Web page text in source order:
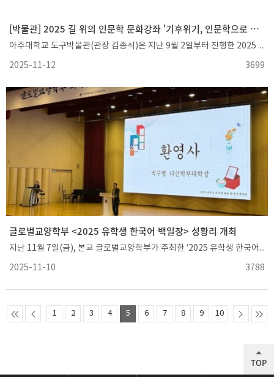
[박물관] 2025 길 위의 인문학 문화강좌 '기후위기, 인문학으로 구하는 수원' 성료
아주대학교 도구박물관(관장 김종식)은 지난 9월 2일부터 진행한 2025 길 위의 인문학 문화강좌 '기후위기, 인문학으로 구하는 수원'을 11월 11일 성공적으로 마무리했다고 전했다. 해당 프로그램은 문화체육관광부 및 한국문화예술위원회의 <2025년도 길 위의 인문학> 사업 지원으로 인문학적 관점에서 환경을 조명하는 참여형 프로그램이다. 이번 '기후위기, 인문학으로 구하는 수원'은 아주대학교 구성원과 수원 지역민들을 대상으로 기후위기에 대한 환경 문제를 생각하고, 문화 역량을 강화하고 삶의 질을 향상시키기 위한 목적으로 프로그램을 진행했다. 본 프로그램은 매주 화요일 오후 2시-4시까지 운영했다. 문화강좌는 1기 ▲자연스러운 옛 도구들 ▲지속가능한 소목장의 도구들 ▲예술가의 도구들 ▲기억의 도구들 ▲체험 : 미래의 도구들 순서로 구성됐다. 10월 14일부터 시작한 2기는 ▲2050년 수원팔경 ▲사라지는 소리풍경 ▲탐방 : 토종씨앗을 찾아서 ▲콩의 실종 ▲연결하는 수원 순서로 진행되었다. 참여자들은 해당 프로그램을 통해 기후변화(혹은 기후위기)로 인해 달라지는 수원의 모습을 상상하고 지속가능한 삶의 방식을 모색해 환경 문제에 대한 다양한 극복 방안을 경험했다.아주대학교 도구박물관은 교내뿐만 아니라 지역 사회를 대표하는 대학박물관으로서 박물관 교육 프로그램과 문화강좌, 단오행사, 문화체험행사 등 다양한 행사를 개최하고 있다. 박물관 관계자는 “앞으로도 아주대학교 구성원과 지역사회 주민들을 대상으로 다채로운 프로그램을 운영하여 이들의 문화역량 강화와 문화적 가치의 발굴에 앞장 설 것”이라고 말했다.
2025-11-12
3699
글로벌교양학부 <2025 유학생 한국어 백일장> 성황리 개최
지난 11월 7일(금), 본교 글로벌교양학부가 주최한 ‘2025 유학생 한국어 백일장’이 연암관 대강당에서 성황리에 개최되었다. 이날 행사에는 본교에 재학 중인 유학생 193명이 참여해 뜨거운 관심과 열의를 보여주었다.‘유학생 한국어 백일장’은 글로벌교양학부에서 유학생들의 학업 동기 부여와 성취감 제고를 위해 2022년부터 매년 실시해 왔으며, 올해로 4회째를 맞이하였다. 올해는 행사 당일 현장에서 시제가 공개되었으며, 참가자들은 ‘꿈’ 또는 ‘가을’ 중 하나를 선택해 운문 형식의 작품을 작성하였다.다산학부대학 박구병 학장은 "백일장의 ‘백일’은 대낮을 의미하며, 백일장은 밝은 태양 아래에서 서로의 쓰기 실력을 겨루는 장“이라고 백일장의 의미를 설명하면서, “그동안 갈고 닦은 실력을 최대한 발휘해 보라”며 유학생들을 독려하였다.심사는 글로벌교양학부의 황선영, 정미지, 이주미 교수가 맡고 있으며, 수상자는 11월 17일(월) 본교 홈페이지에 발표될 예정이다. 이후 시상은 학기 말에 개최되는 다산학부대학 통합 시상식에서 진행된다. 글로벌교양학부는 앞으로도 유학생들을 위한 다양한 비교과 프로그램을 지속적으로 운영할 계획이다.
2025-11-10
3788
1 2 3 4 5 6 7 8 9 10
TOP